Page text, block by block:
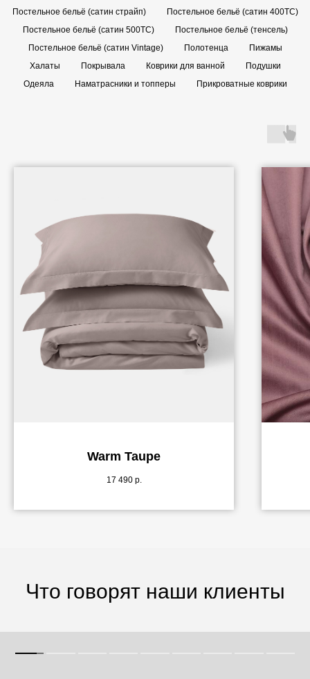
Постельное бельё (сатин страйп)
Постельное бельё (сатин 400TC)
Постельное бельё (сатин 500TC)
Постельное бельё (тенсель)
Постельное бельё (сатин Vintage)
Полотенца
Пижамы
Халаты
Покрывала Коврики для ванной
Подушки
Одеяла
Наматрасники и топперы Прикроватные коврики
Warm Taupe
17 490 р.
Что говорят наши клиенты